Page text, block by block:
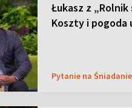
Łukasz z
Koszty i pogoda
Pytanie na Śniadanie